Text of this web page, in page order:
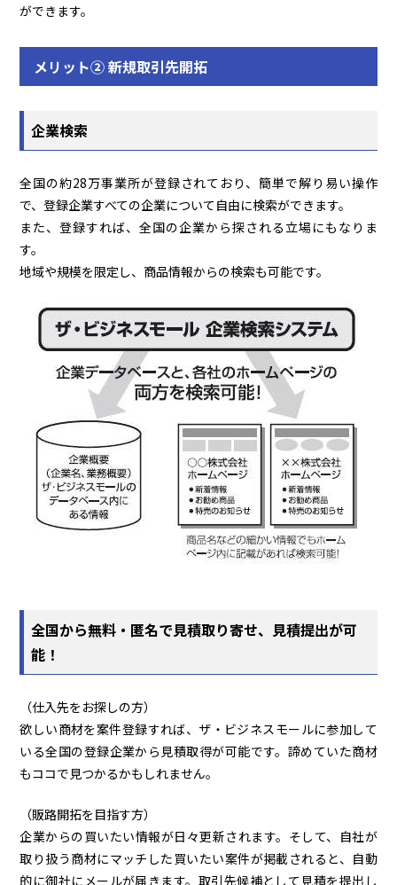
ができます。
メリット② 新規取引先開拓
企業検索
全国の約28万事業所が登録されており、簡単で解り易い操作
で、登録企業すべての企業について自由に検索ができます。
また、登録すれば、全国の企業から探される立場にもなりま
す。
地域や規模を限定し、商品情報からの検索も可能です。
全国から無料・匿名で見積取り寄せ、見積提出が可
能！
（仕入先をお探しの方）
欲しい商材を案件登録すれば、ザ・ビジネスモールに参加して
いる全国の登録企業から見積取得が可能です。諦めていた商材
もココで見つかるかもしれません。
（販路開拓を目指す方）
企業からの買いたい情報が日々更新されます。そして、自社が
取り扱う商材にマッチした買いたい案件が掲載されると、自動
的に御社にメールが届きます。取引先候補として見積を提出し